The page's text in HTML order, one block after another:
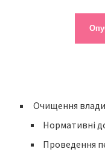
Очищення влади
Нормативні
Проведення